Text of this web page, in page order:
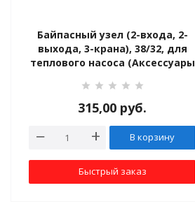
Байпасный узел (2-входа, 2-
выхода, 3-крана), 38/32, для
теплового насоса (Аксессуары
315,00 руб.
В корзину
Быстрый заказ